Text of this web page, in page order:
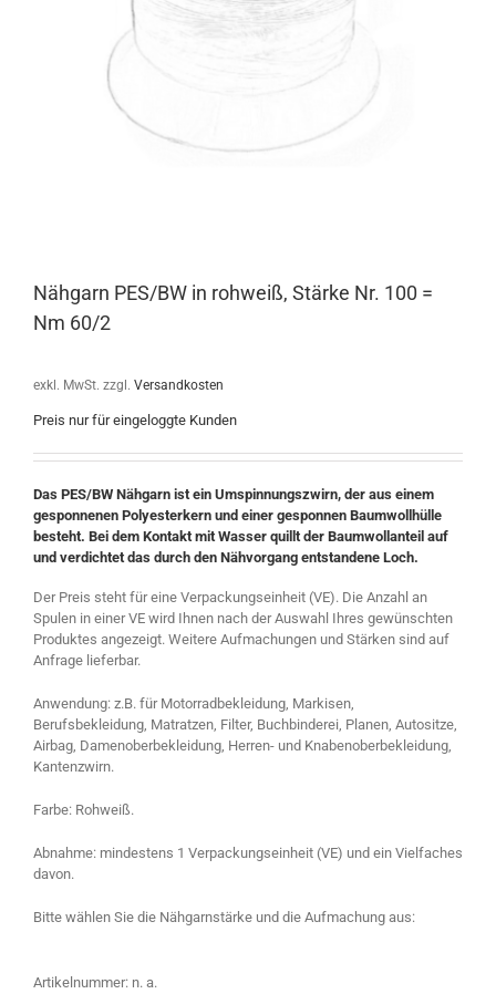
Nähgarn PES/BW in rohweiß, Stärke Nr. 100 =
Nm 60/2
exkl. MwSt. zzgl. Versandkosten
Preis nur für eingeloggte Kunden
Das PES/BW Nähgarn ist ein Umspinnungszwirn, der aus einem
gesponnenen Polyesterkern und einer gesponnen Baumwollhülle
besteht. Bei dem Kontakt mit Wasser quillt der Baumwollanteil auf
und verdichtet das durch den Nähvorgang entstandene Loch.
Der Preis steht für eine Verpackungseinheit (VE). Die Anzahl an
Spulen in einer VE wird Ihnen nach der Auswahl Ihres gewünschten
Produktes angezeigt. Weitere Aufmachungen und Stärken sind auf
Anfrage lieferbar.
Anwendung: z.B. für Motorradbekleidung, Markisen,
Berufsbekleidung, Matratzen, Filter, Buchbinderei, Planen, Autositze,
Airbag, Damenoberbekleidung, Herren- und Knabenoberbekleidung,
Kantenzwirn.
Farbe: Rohweiß.
Abnahme: mindestens 1 Verpackungseinheit (VE) und ein Vielfaches
davon.
Bitte wählen Sie die Nähgarnstärke und die Aufmachung aus:
Artikelnummer: n. a.